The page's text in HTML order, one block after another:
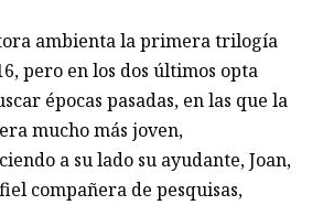
ambienta la primera trilogía
pero en los dos últimos opta
épocas pasadas, en las que la
mucho más joven,
a su lado su ayudante, Joan,
compañera de pesquisas,